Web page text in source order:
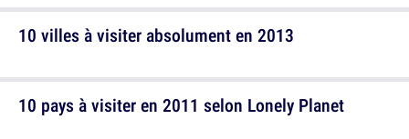
10 villes à visiter absolument en 2013
10 pays à visiter en 2011 selon Lonely Planet